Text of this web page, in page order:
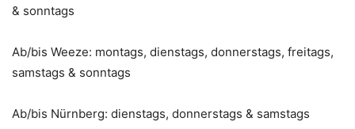
& sonntags
Ab/bis Weeze: montags, dienstags, donnerstags, freitags,
samstags & sonntags
Ab/bis Nürnberg: dienstags, donnerstags & samstags